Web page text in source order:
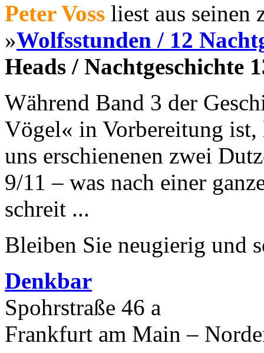
Peter Voss liest aus seinen
»Wolfsstunden / 12
Heads / Nachtgeschichte
Während Band 3 der
Vögel« in Vorbereitung ist,
uns erschienenen zwei
9/11 – was nach einer
schreit ...
Bleiben Sie neugierig und
Denkbar
Spohrstraße 46 a
Frankfurt am Main –